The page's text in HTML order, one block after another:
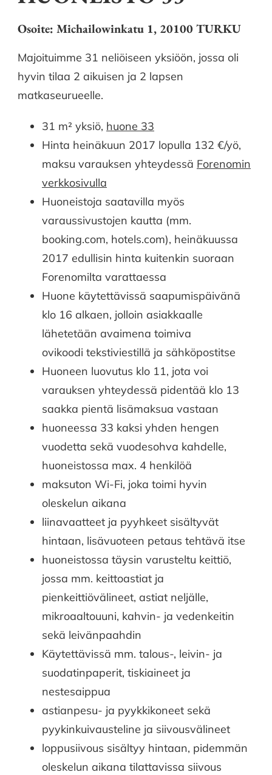
Osoite: Michailowinkatu 1, 20100 TURKU
Majoituimme 31 neliöiseen yksiöön, jossa oli
hyvin tilaa 2 aikuisen ja 2 lapsen
matkaseurueelle.
31 m² yksiö, huone 33
Hinta heinäkuun 2017 lopulla 132 €/yö,
maksu varauksen yhteydessä Forenomin
verkkosivulla
Huoneistoja saatavilla myös
varaussivustojen kautta (mm.
booking.com, hotels.com), heinäkuussa
2017 edullisin hinta kuitenkin suoraan
Forenomilta varattaessa
Huone käytettävissä saapumispäivänä
klo 16 alkaen, jolloin asiakkaalle
lähetetään avaimena toimiva
ovikoodi tekstiviestillä ja sähköpostitse
Huoneen luovutus klo 11, jota voi
varauksen yhteydessä pidentää klo 13
saakka pientä lisämaksua vastaan
huoneessa 33 kaksi yhden hengen
vuodetta sekä vuodesohva kahdelle,
huoneistossa max. 4 henkilöä
maksuton Wi-Fi, joka toimi hyvin
oleskelun aikana
liinavaatteet ja pyyhkeet sisältyvät
hintaan, lisävuoteen petaus tehtävä itse
huoneistossa täysin varusteltu keittiö,
jossa mm. keittoastiat ja
pienkeittiövälineet, astiat neljälle,
mikroaaltouuni, kahvin- ja vedenkeitin
sekä leivänpaahdin
Käytettävissä mm. talous-, leivin- ja
suodatinpaperit, tiskiaineet ja
nestesaippua
astianpesu- ja pyykkikoneet sekä
pyykinkuivausteline ja siivousvälineet
loppusiivous sisältyy hintaan, pidemmän
oleskelun aikana tilattavissa siivous